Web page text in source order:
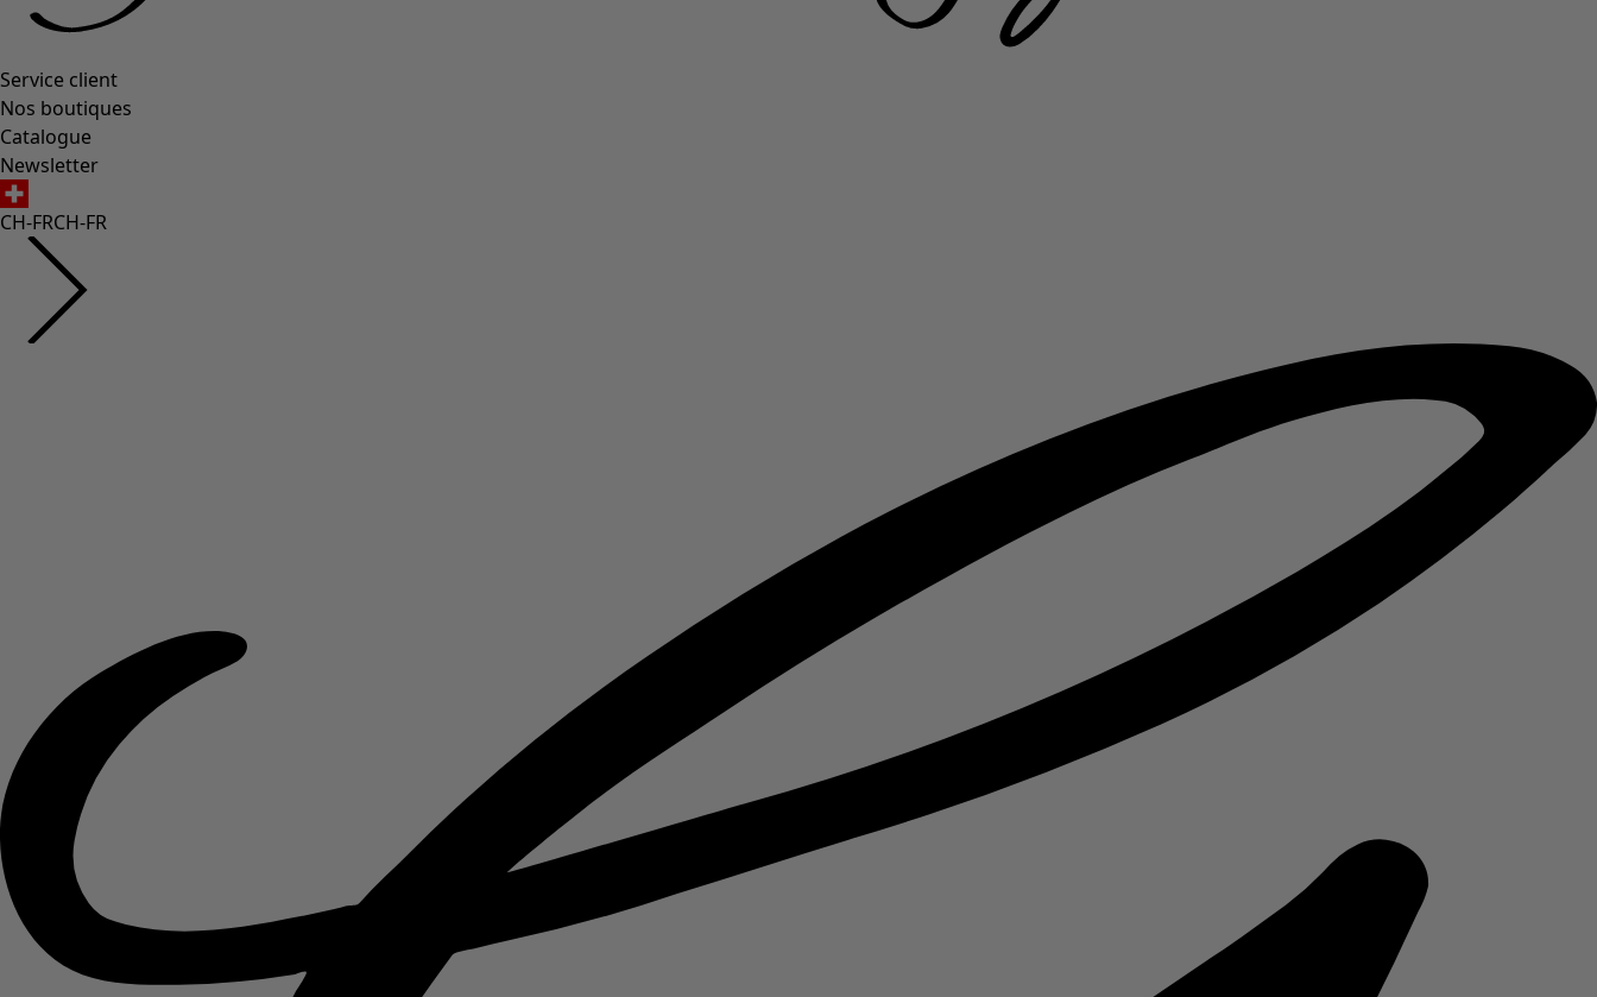
Service client
Nos boutiques
Catalogue
Newsletter
CH-FRCH-FR